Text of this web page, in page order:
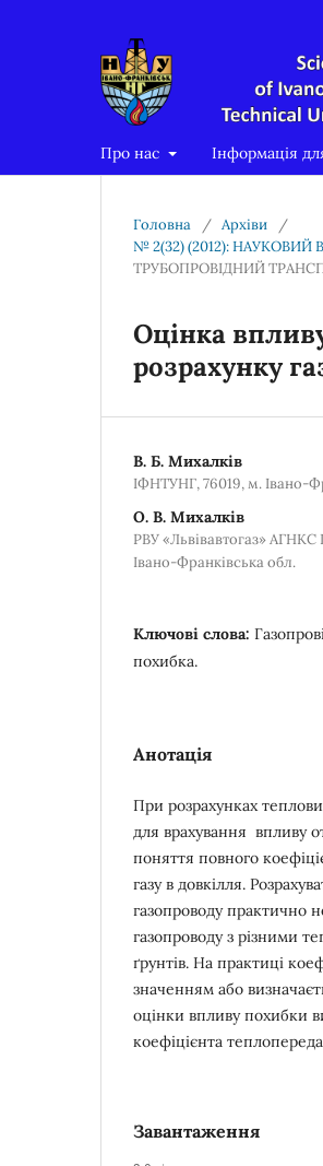
Про нас Інформація
Головна / Архіви
/
№ 2(32) (2012):
ТРУБОПРОВІДНИЙ
Оцінка
розрахунку
В. Б. Михалків
ІФНТУНГ, 76019, м. Івано-
О. В. Михалків
РВУ «Львівавтогаз»
Івано-Франківська обл.
Ключові слова:
похибка.
Анотація
При розрахунках
для врахування впливу
поняття повного
газу в довкілля.
газопроводу практично
газопроводу з різними
ґрунтів. На практиці
значенням або
оцінки впливу похибки
коефіцієнта
Завантаження